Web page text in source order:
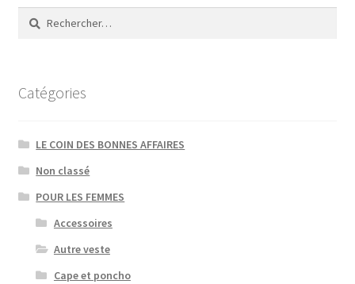
Rechercher :
Catégories
LE COIN DES BONNES AFFAIRES
Non classé
POUR LES FEMMES
Accessoires
Autre veste
Cape et poncho